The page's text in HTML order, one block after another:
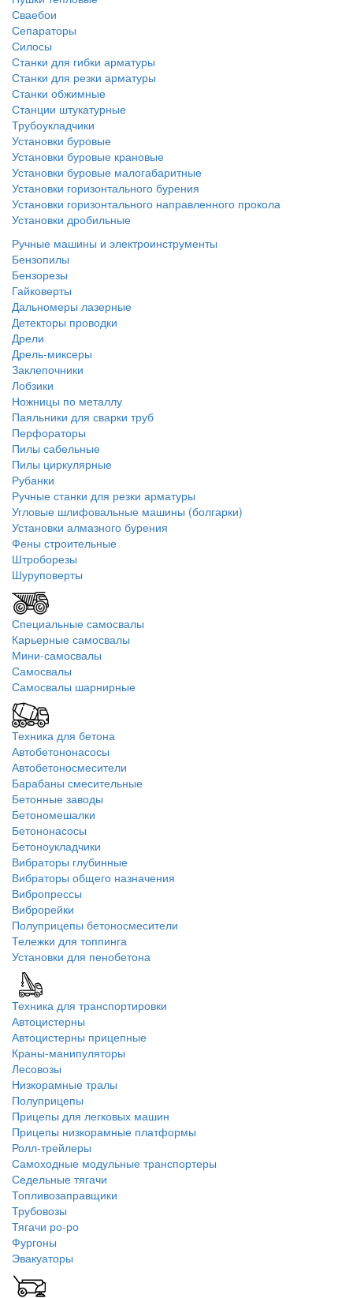
Сваебои
Сепараторы
Силосы
Станки для гибки арматуры
Станки для резки арматуры
Станки обжимные
Станции штукатурные
Трубоукладчики
Установки буровые
Установки буровые крановые
Установки буровые малогабаритные
Установки горизонтального бурения
Установки горизонтального направленного прокола
Установки дробильные
Ручные машины и электроинструменты
Бензопилы
Бензорезы
Гайковерты
Дальномеры лазерные
Детекторы проводки
Дрели
Дрель-миксеры
Заклепочники
Лобзики
Ножницы по металлу
Паяльники для сварки труб
Перфораторы
Пилы сабельные
Пилы циркулярные
Рубанки
Ручные станки для резки арматуры
Угловые шлифовальные машины (болгарки)
Установки алмазного бурения
Фены строительные
Штроборезы
Шуруповерты
Специальные самосвалы
Карьерные самосвалы
Мини-самосвалы
Самосвалы
Самосвалы шарнирные
Техника для бетона
Автобетононасосы
Автобетоносмесители
Барабаны смесительные
Бетонные заводы
Бетономешалки
Бетононасосы
Бетоноукладчики
Вибраторы глубинные
Вибраторы общего назначения
Вибропрессы
Виброрейки
Полуприцепы бетоносмесители
Тележки для топпинга
Установки для пенобетона
Техника для транспортировки
Автоцистерны
Автоцистерны прицепные
Краны-манипуляторы
Лесовозы
Низкорамные тралы
Полуприцепы
Прицепы для легковых машин
Прицепы низкорамные платформы
Ролл-трейлеры
Самоходные модульные транспортеры
Седельные тягачи
Топливозаправщики
Трубовозы
Тягачи ро-ро
Фургоны
Эвакуаторы